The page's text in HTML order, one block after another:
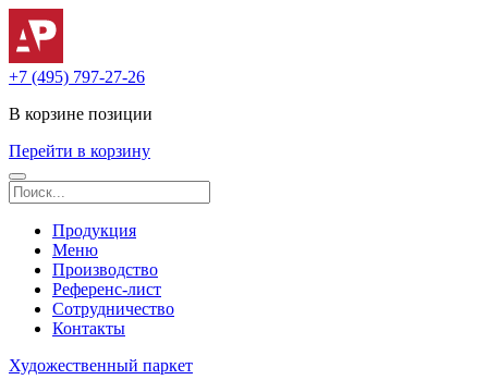
+7 (495) 797-27-26
В корзине позиции
Перейти в корзину
Продукция
Меню
Производство
Референс-лист
Сотрудничество
Контакты
Художественный паркет